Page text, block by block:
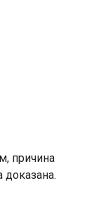
причина
доказана.